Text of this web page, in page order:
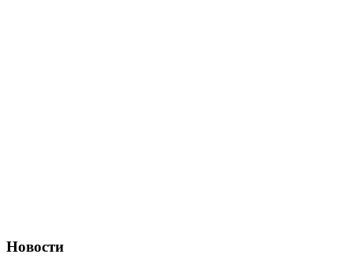
Новости